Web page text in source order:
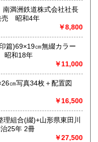
チャー、古書一般（その
学一般・詩歌句集・児童
資料・ポスター・版画/
図
満洲鉄道株式会社社長
売 昭和4年
￥8,800
篇)69×19㎝無綴カラー
昭和18年
￥11,000
㎝写真34枚＋配置図
￥16,500
組合(綴)+山形県東田川
25年 2冊
￥27,500